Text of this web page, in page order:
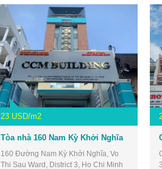
23 USD/m2
Tòa nhà 160 Nam Kỳ Khởi Nghĩa
160 Đường Nam Kỳ Khởi Nghĩa, Vo
Thi Sau Ward, District 3, Ho Chi Minh